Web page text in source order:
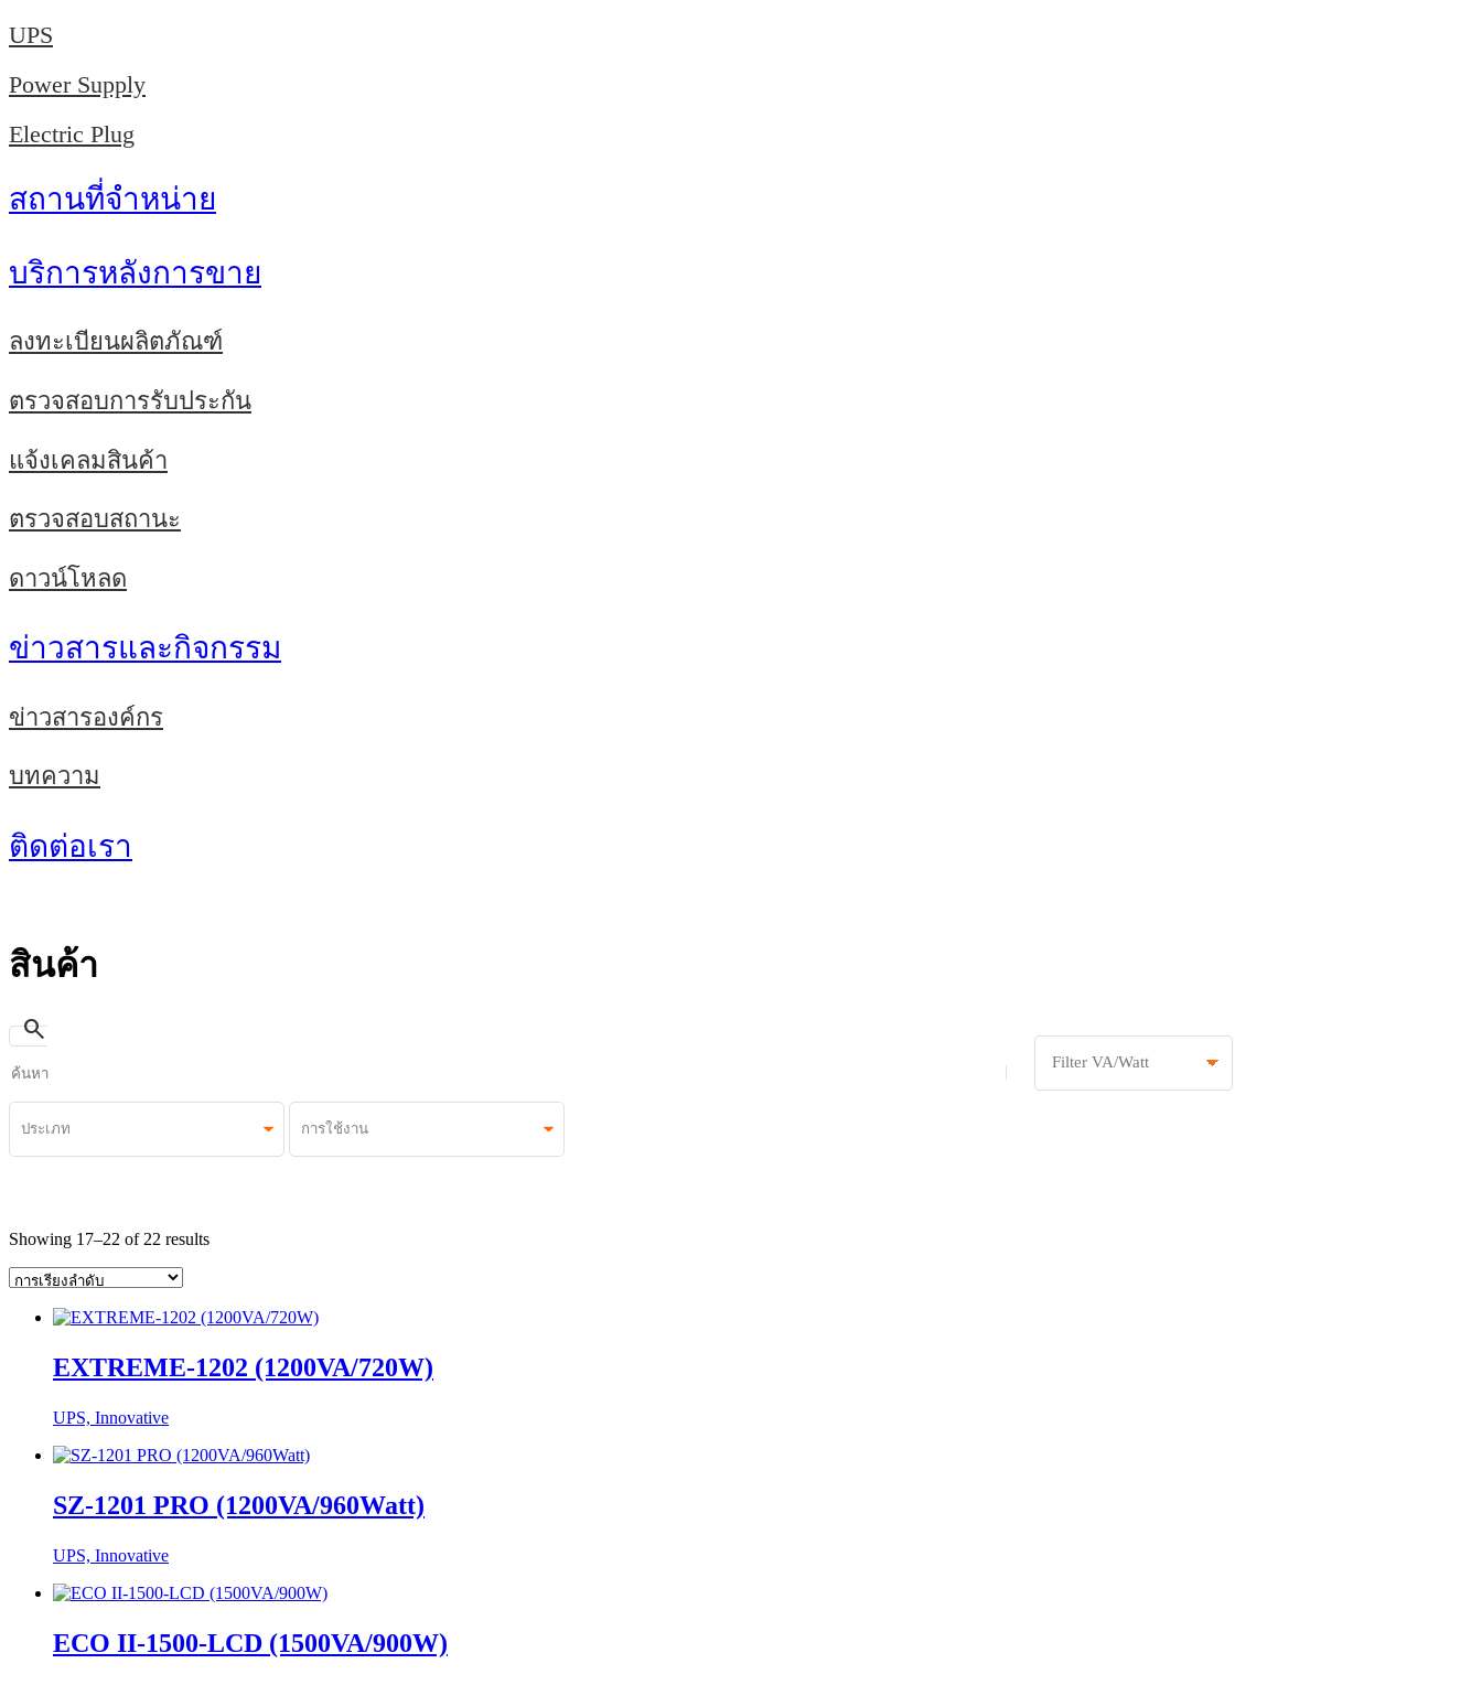
UPS
Power Supply
Electric Plug
สถานที่จำหน่าย
บริการหลังการขาย
ลงทะเบียนผลิตภัณฑ์
ตรวจสอบการรับประกัน
แจ้งเคลมสินค้า
ตรวจสอบสถานะ
ดาวน์โหลด
ข่าวสารและกิจกรรม
ข่าวสารองค์กร
บทความ
ติดต่อเรา
สินค้า
search
Showing 17–22 of 22 results
EXTREME-1202 (1200VA/720W)
UPS, Innovative
SZ-1201 PRO (1200VA/960Watt)
UPS, Innovative
ECO II-1500-LCD (1500VA/900W)